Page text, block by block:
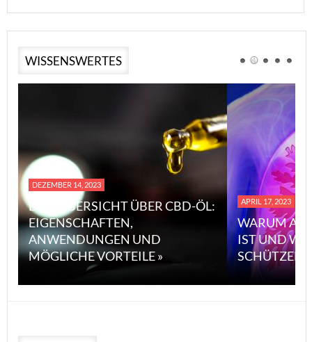
WISSENSWERTES
DEZEMBER 14, 2023
EINE ÜBERSICHT ÜBER CBD-ÖL:
EIGENSCHAFTEN,
ANWENDUNGEN UND
MÖGLICHE VORTEILE »
APRIL 17, 2023
WARUM
IST UND
SCHÜTZEN